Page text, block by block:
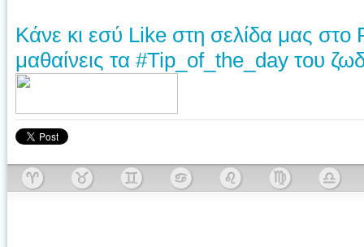
Κάνε κι εσύ Like στη σελίδα μας στο
μαθαίνεις τα #Tip_of_the_day του